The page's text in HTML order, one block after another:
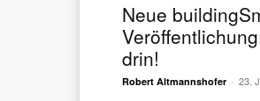
Neue
drin!
Robert Altmannshofer - 23.